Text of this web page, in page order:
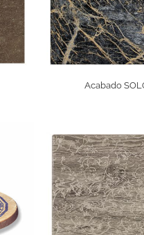
Acabado